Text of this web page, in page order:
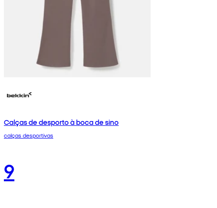
Calças de desporto à boca de sino
calças desportivas
9